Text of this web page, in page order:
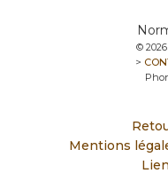
©
>
Mentions